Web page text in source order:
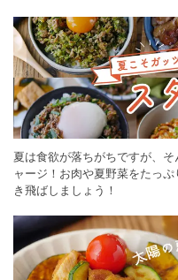
夏は食欲が落ちがちですが、
ャージ！お肉や夏野菜をたっ
き飛ばしましょう！